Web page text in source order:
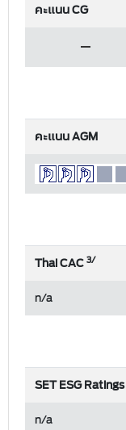
คะแนน CG
คะแนน AGM
Thai CAC3/
n/a
SET ESG Ratings
n/a